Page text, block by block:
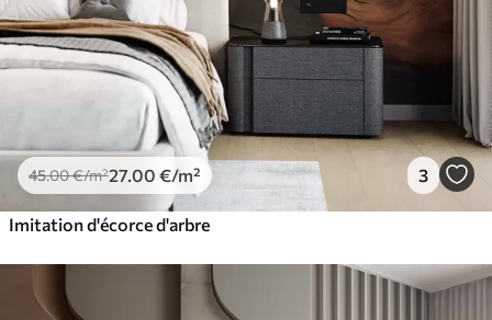
45.00€/m²27.00 €/m² 3
Imitation d'écorce d'arbre